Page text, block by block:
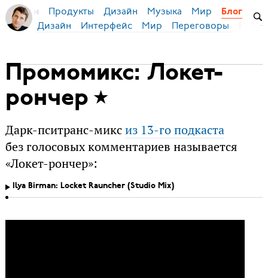
Бирман Продукты Дизайн Музыка Мир Блог
Дизайн Интерфейс Мир Переговоры
Промомикс: Локет-
рончер
Дарк-пситранс-миксиз 13-го подкаста
без голосовых комментариев называется
«Локет-рончер»:
Ilya Birman: Locket Rauncher (Studio Mix)